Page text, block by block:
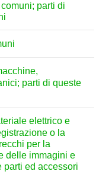
parti di
parti di queste
elettrico e
o la
per la
delle immagini e
parti ed accessori